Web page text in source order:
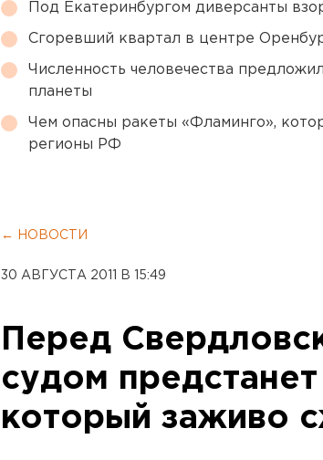
Под Екатеринбургом диверсанты
Сгоревший квартал в центре
Численность человечества
планеты
Чем опасны ракеты «Фламинго»,
регионы РФ
← НОВОСТИ
30 АВГУСТА 2011 В 15:49
Перед
судом
который заживо